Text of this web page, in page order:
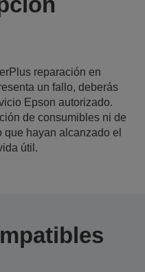
reparación en
un fallo, deberás
Epson autorizado.
de consumibles ni de
hayan alcanzado el
útil.